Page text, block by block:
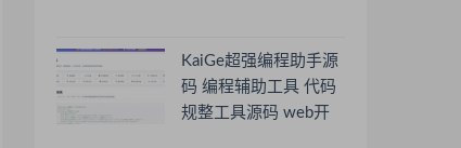
KaiGe超强编程助手源
码 编程辅助工具 代码
规整工具源码 web开